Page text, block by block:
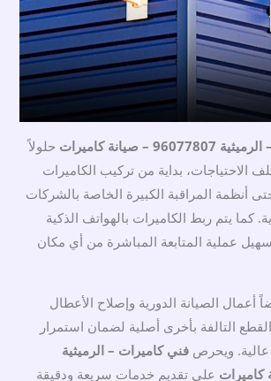
– صيانة كاميرات
حلولاً
الاحتياجات، بداية من تركيب الكاميرات
أنظمة المراقبة الكبيرة الخاصة بالشركات
كما يتم ربط الكاميرات بالهواتف الذكية
عملية المتابعة المباشرة من أي مكان
أعمال الصيانة الدورية وإصلاح الأعطال
التالفة بأخرى أصلية لضمان استمرار
عالية. ويحرصفني كاميرات – الرميثية
على تقديم خدمات سريعة ودقيقة